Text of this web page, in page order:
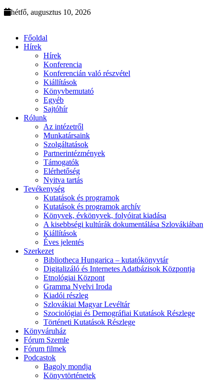
hétfő, augusztus 10, 2026
Főoldal
Hírek
Hírek
Konferencia
Konferencián való részvétel
Kiállítások
Könyvbemutató
Egyéb
Sajtóhír
Rólunk
Az intézetről
Munkatársaink
Szolgáltatások
Partnerintézmények
Támogatók
Elérhetőség
Nyitva tartás
Tevékenység
Kutatások és programok
Kutatások és programok archív
Könyvek, évkönyvek, folyóirat kiadása
A kisebbségi kultúrák dokumentálása Szlovákiában
Kiállítások
Éves jelentés
Szerkezet
Bibliotheca Hungarica – kutatókönyvtár
Digitalizáló és Internetes Adatbázisok Központja
Etnológiai Központ
Gramma Nyelvi Iroda
Kiadói részleg
Szlovákiai Magyar Levéltár
Szociológiai és Demográfiai Kutatások Részlege
Történeti Kutatások Részlege
Könyváruház
Fórum Szemle
Fórum filmek
Podcastok
Bagoly mondja
Könyvtörténetek